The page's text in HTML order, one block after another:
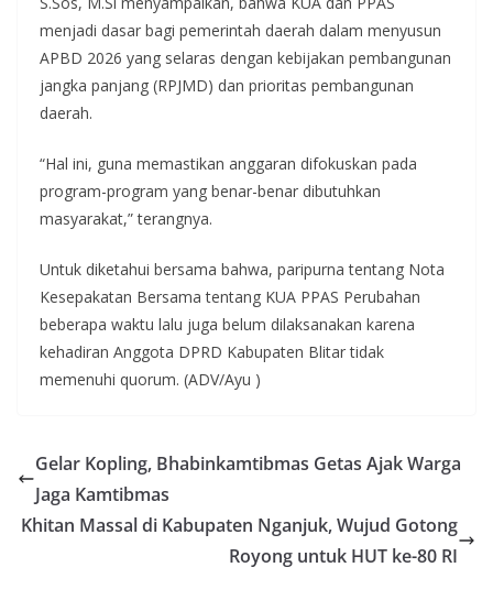
menjadi dasar bagi pemerintah daerah dalam menyusun
APBD 2026 yang selaras dengan kebijakan pembangunan
jangka panjang (RPJMD) dan prioritas pembangunan
daerah.
“Hal ini, guna memastikan anggaran difokuskan pada
program-program yang benar-benar dibutuhkan
masyarakat,” terangnya.
Untuk diketahui bersama bahwa, paripurna tentang Nota
Kesepakatan Bersama tentang KUA PPAS Perubahan
beberapa waktu lalu juga belum dilaksanakan karena
kehadiran Anggota DPRD Kabupaten Blitar tidak
memenuhi quorum. (ADV/Ayu )
Gelar Kopling, Bhabinkamtibmas Getas Ajak Warga
Jaga Kamtibmas
Khitan Massal di Kabupaten Nganjuk, Wujud Gotong
Royong untuk HUT ke-80 RI